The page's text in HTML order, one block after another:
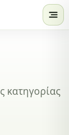
κατηγορίας